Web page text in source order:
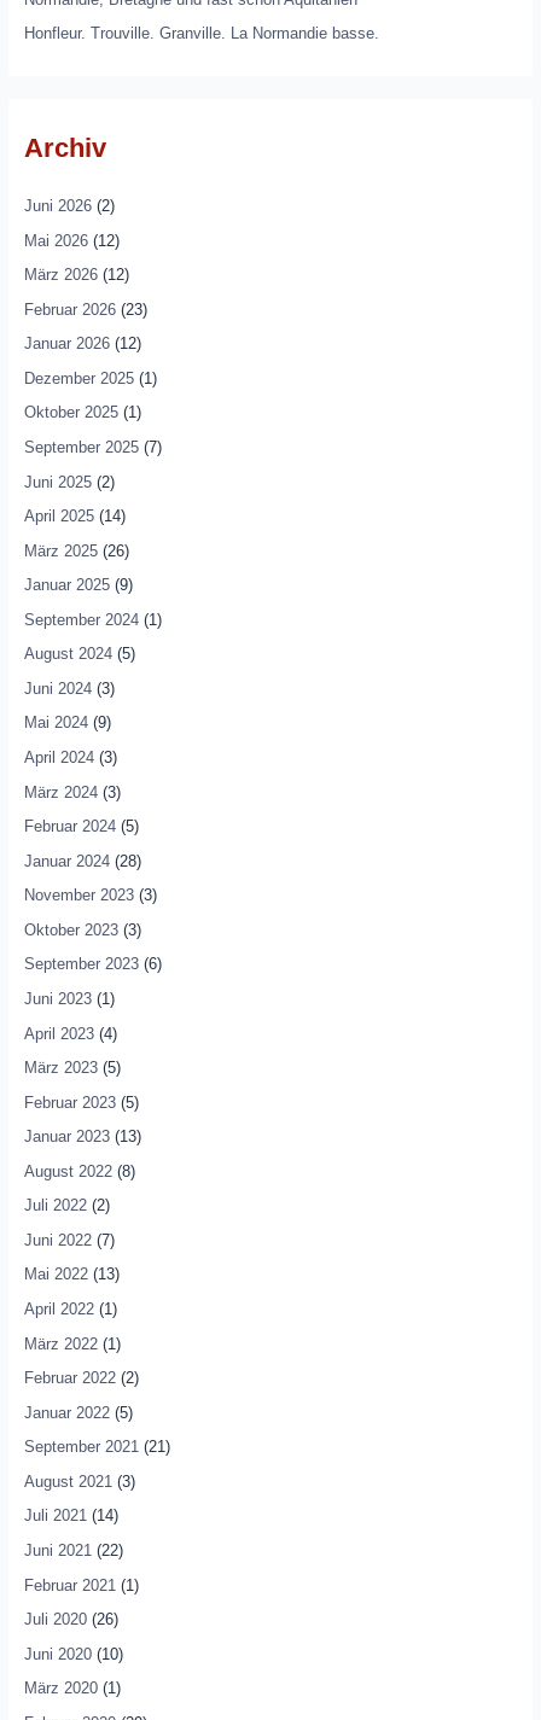
Honfleur. Trouville. Granville. La Normandie basse.
Archiv
Juni 2026(2)
Mai 2026(12)
März 2026(12)
Februar 2026(23)
Januar 2026(12)
Dezember 2025(1)
Oktober 2025(1)
September 2025(7)
Juni 2025(2)
April 2025(14)
März 2025(26)
Januar 2025(9)
September 2024(1)
August 2024(5)
Juni 2024(3)
Mai 2024(9)
April 2024(3)
März 2024(3)
Februar 2024(5)
Januar 2024(28)
November 2023(3)
Oktober 2023(3)
September 2023(6)
Juni 2023(1)
April 2023(4)
März 2023(5)
Februar 2023(5)
Januar 2023(13)
August 2022(8)
Juli 2022(2)
Juni 2022(7)
Mai 2022(13)
April 2022(1)
März 2022(1)
Februar 2022(2)
Januar 2022(5)
September 2021(21)
August 2021 (3)
Juli 2021(14)
Juni 2021 (22)
Februar 2021 (1)
Juli 2020(26)
Juni 2020(10)
März 2020(1)